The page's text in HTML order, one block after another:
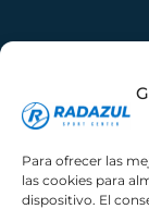
Para ofrecer las
las cookies para
dispositivo. El
C.